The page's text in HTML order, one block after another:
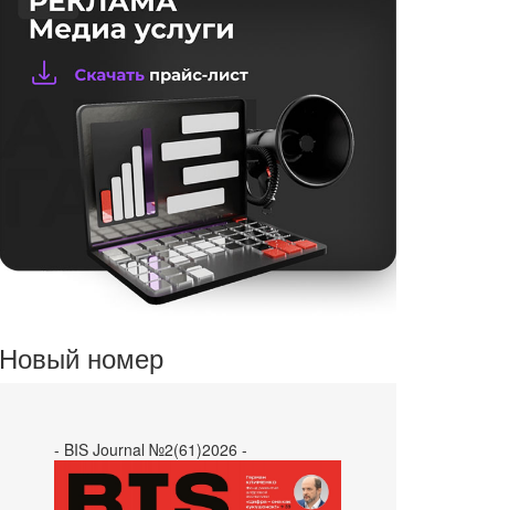
Новый номер
- BIS Journal №2(61)2026 -